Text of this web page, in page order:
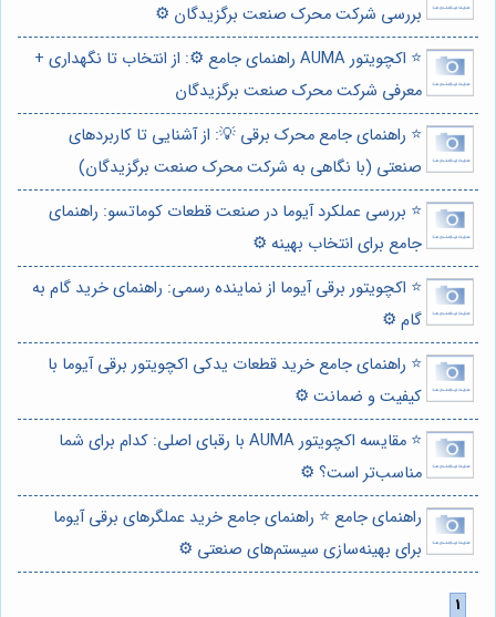
بررسی شرکت محرک صنعت برگزیدگان ⚙️
⭐️ اکچویتور AUMA راهنمای جامع ⚙️: از انتخاب تا نگهداری +
معرفی شرکت محرک صنعت برگزیدگان
⭐️ راهنمای جامع محرک برقی 💡: از آشنایی تا کاربردهای
صنعتی (با نگاهی به شرکت محرک صنعت برگزیدگان)
⭐️ بررسی عملکرد آیوما در صنعت قطعات کوماتسو: راهنمای
جامع برای انتخاب بهینه ⚙️
⭐️ اکچویتور برقی آیوما از نماینده رسمی: راهنمای خرید گام به
گام ⚙️
⭐️ راهنمای جامع خرید قطعات یدکی اکچویتور برقی آیوما با
کیفیت و ضمانت ⚙️
⭐️ مقایسه اکچویتور AUMA با رقبای اصلی: کدام برای شما
مناسب‌تر است؟ ⚙️
راهنمای جامع ⭐️ راهنمای جامع خرید عملگرهای برقی آیوما
برای بهینه‌سازی سیستم‌های صنعتی ⚙️